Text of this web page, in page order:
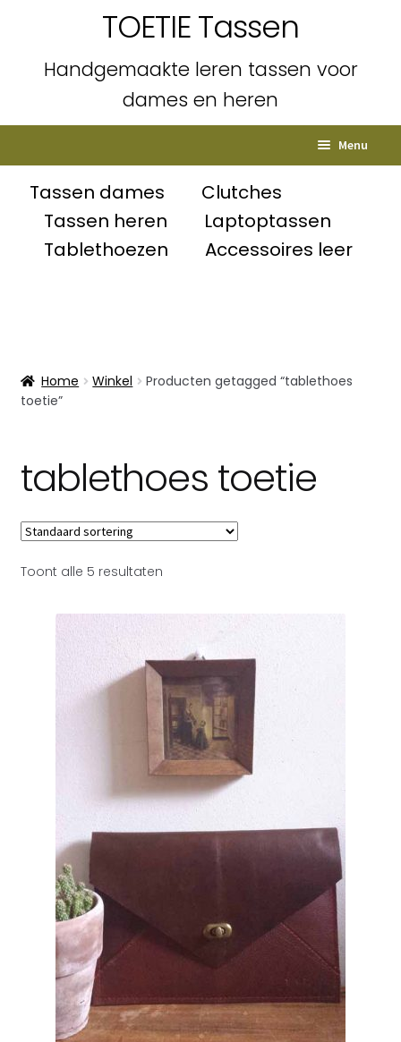
TOETIE Tassen
Handgemaakte leren tassen voor
dames en heren
navigatie
inhoud
Menu
Home
Mijn account
Tassen dames
Clutches
Tassen heren
Laptoptassen
Tablethoezen
Accessoires leer
Home Winkel
Producten getagged “tablethoes
toetie”
tablethoes toetie
Toont alle 5 resultaten